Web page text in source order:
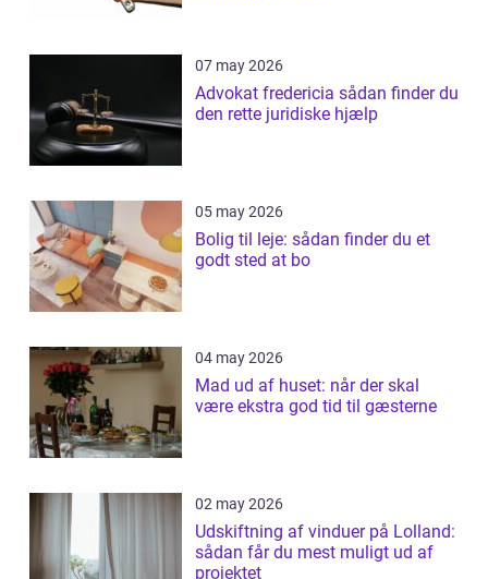
07 may 2026
Advokat fredericia sådan finder du
den rette juridiske hjælp
05 may 2026
Bolig til leje: sådan finder du et
godt sted at bo
04 may 2026
Mad ud af huset: når der skal
være ekstra god tid til gæsterne
02 may 2026
Udskiftning af vinduer på Lolland:
sådan får du mest muligt ud af
projektet